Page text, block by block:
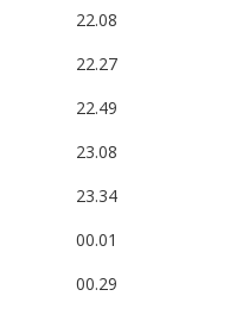
22.08
22.27
22.49
23.08
23.34
00.01
00.29